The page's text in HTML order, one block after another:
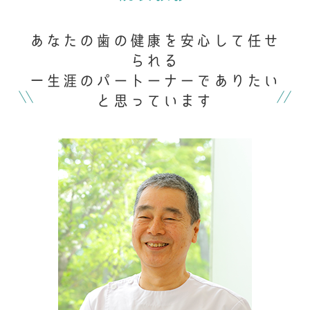
あなたの歯の健康を安心して任せ
られる
一生涯のパートーナーでありたい
と思っています